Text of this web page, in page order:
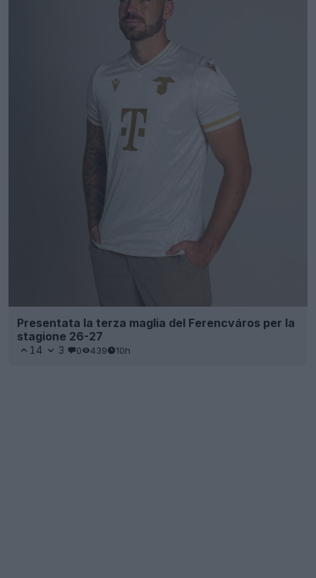
Presentata la terza maglia del Ferencváros per la
stagione 26-27
14 3 0 439 10h